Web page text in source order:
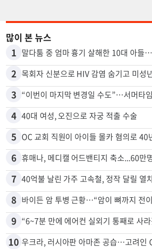
많이 본 뉴스
1
2 목회자 신분으로 HIV 감염 숨기고 미성
3 “이번이 마지막 변경일 수도”…서머타
4 40대 여성, 오진으로 자궁 적출 수술
5 OC 교회 직원이 아이들 몰카 혐의로 40
6 휴매나, 메디캘 어드밴티지 축소...60만
7 40억불 날린 가주 고속철, 정작 달릴 열
8
9
10 우크라, 러시아판 아마존 공습…고려인